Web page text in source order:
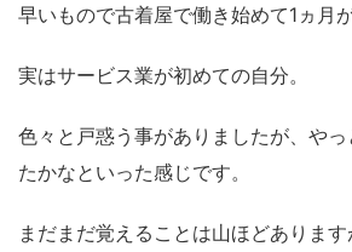
早いもので古着屋で働き始めて1ヵ月
実はサービス業が初めての自分。
色々と戸惑う事がありましたが、や
たかなといった感じです。
まだまだ覚えることは山ほどあります